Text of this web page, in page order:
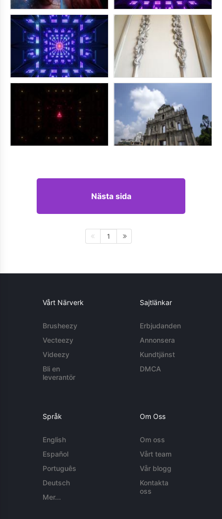
Nästa sida
1
Vårt Närverk
Brusheezy
Vecteezy
Videezy
Bli en
leverantör
Sajtlänkar
Erbjudanden
Annonsera
Kundtjänst
DMCA
Språk
English
Español
Português
Deutsch
Mer...
Om Oss
Om oss
Vårt team
Vår blogg
Kontakta
oss